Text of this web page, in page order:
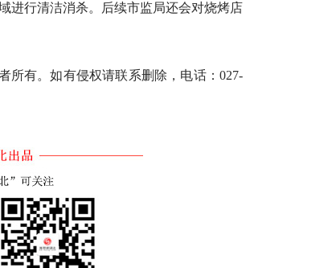
进行清洁消杀。后续市监局还会对烧烤店
所有。如有侵权请联系删除，电话：027-